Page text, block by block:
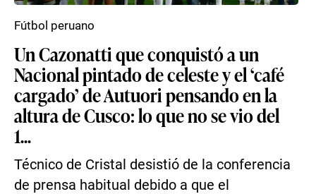
Un Cazonatti que conquistó a un
Nacional pintado de celeste y el ‘café
cargado’ de Autuori pensando en la
altura de Cusco: lo que no se vio del
1...
Técnico de Cristal desistió de la conferencia
de prensa habitual debido a que el
Fútbol peruano